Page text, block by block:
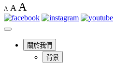
A A A
關於我們
背景